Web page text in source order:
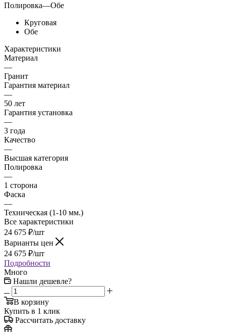
Полировка—Обе
Круговая
Обе
Характеристики
Материал
—
Гранит
Гарантия материал
—
50 лет
Гарантия установка
—
3 года
Качество
—
Высшая категория
Полировка
—
1 сторона
Фаска
—
Техническая (1-10 мм.)
Все характеристики
24 675 ₽/шт
Варианты цен
24 675 ₽/шт
Подробности
Много
Нашли дешевле?
В корзину
Купить в 1 клик
Рассчитать доставку